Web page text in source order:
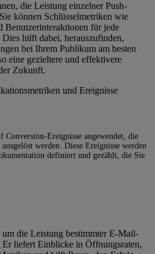
die Leistung einzelner Push-
können Schlüsselmetriken wie
Benutzerinteraktionen für jede
hilft dabei, herauszufinden,
bei Ihrem Publikum am besten
eine gezieltere und effektivere
Zukunft.
und Ereignisse
Ereignisse angewendet, die
werden. Diese Ereignisse werden
definiert und gezählt, die Sie
die Leistung bestimmter E-Mail-
Er liefert Einblicke in Öffnungsraten,